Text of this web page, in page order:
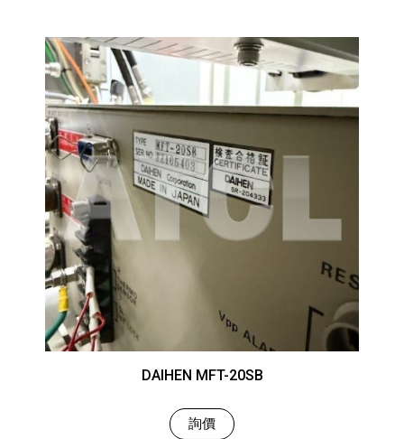
DAIHEN MFT-20SB
詢價